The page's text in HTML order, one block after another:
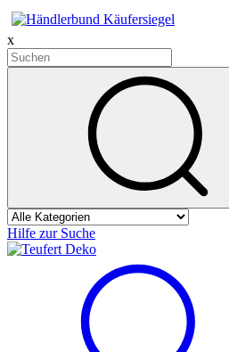
x
Hilfe zur Suche